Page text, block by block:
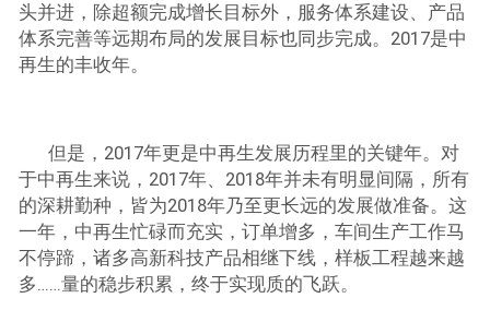
头并进，除超额完成增长目标外，服务体系建设、产品
体系完善等远期布局的发展目标也同步完成。2017是中
再生的丰收年。
但是，2017年更是中再生发展历程里的关键年。对
于中再生来说，2017年、2018年并未有明显间隔，所有
的深耕勤种，皆为2018年乃至更长远的发展做准备。这
一年，中再生忙碌而充实，订单增多，车间生产工作马
不停蹄，诸多高新科技产品相继下线，样板工程越来越
多……量的稳步积累，终于实现质的飞跃。